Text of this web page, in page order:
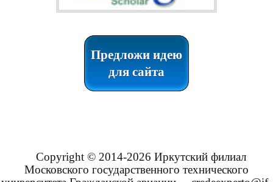
Предложи идею
для сайта
Copyright © 2014-2026 Иркутский филиал
Московского государственного технического